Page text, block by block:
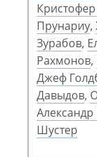
Прунариу,
Зурабов,
Рахмонов,
Джеф
Давыдов,
Шустер